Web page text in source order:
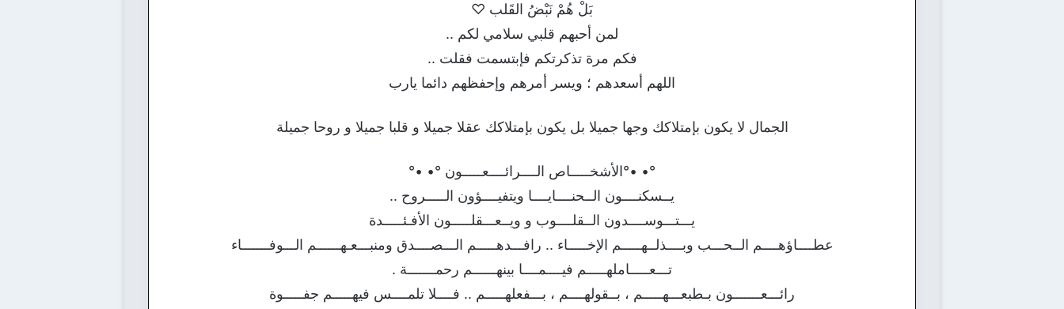
بَلْ هُمْ نَبْضُ القَلب ♡
لمن أحبهم قلبي سلامي لكم ..
فكم مرة تذكرتكم فإبتسمت فقلت ..
اللهم أسعدهم ؛ ويسر أمرهم وإحفظهم دائما يارب
الجمال لا يكون بإمتلاكك وجها جميلا بل يكون بإمتلاكك عقلا جميلا و قلبا جميلا و روحا جميلة
°• •°الأشخـــــاص الــــرائــــعـــــون °• •°
يــسكنــــون الــحنــــايــــا ويتفيــــؤون الـــــروح ..
يـــتـــوســــدون الــقلــــوب و ويــعـــقلـــــون الأفـئـــــدة
عطــــاؤهــــم الــحـــب وبــــذلــهـــــم الإخـــــاء .. رافـــدهـــــم الـــصــــدق ومنبـــعـهــــــم الـــوفـــــــاء
تـــعـــــاملهـــــم فيــــمــــا بينهــــــم رحمـــــــة .
رائـــعـــــــون بـطبعـــهـــــم ، بــقولهــــم ، بـــفعلهـــــم .. فــــلا تلمــــس فيهـــــم جفـــــوة